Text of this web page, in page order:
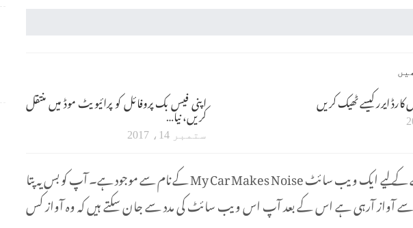
ایرر کیسے ٹھیک کریں اپنی فیس بک پروفائل کو پرائیویٹ موڈ میں منتقل
کریں، نیا…
ستمبر 14، 2017
اسی حوالے سے آپ کی مدد کرنے کے لیے ایک ویب سائٹ My Car Makes Noise کے نام سے موجود ہے۔ آپ کو بس یہ پتا
سے آواز آرہی ہے اس کے بعد آپ اس ویب سائٹ کی مدد سے جان سکتے ہیں کہ وہ آواز کس